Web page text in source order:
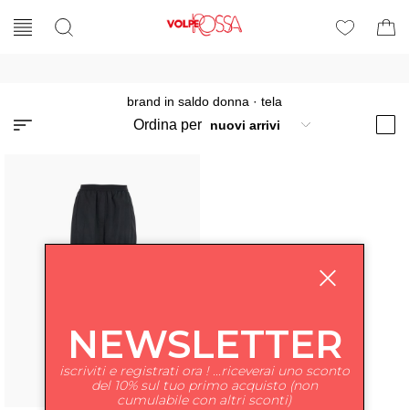
brand in saldo donna · tela
Ordina per
NEWSLETTER
iscriviti e registrati ora ! ...riceverai uno sconto
del 10% sul tuo primo acquisto (non
cumulabile con altri sconti)